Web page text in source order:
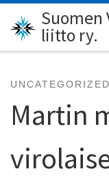
Skip to content
Suomen
liitto ry.
UNCATEGORIZED
Martin